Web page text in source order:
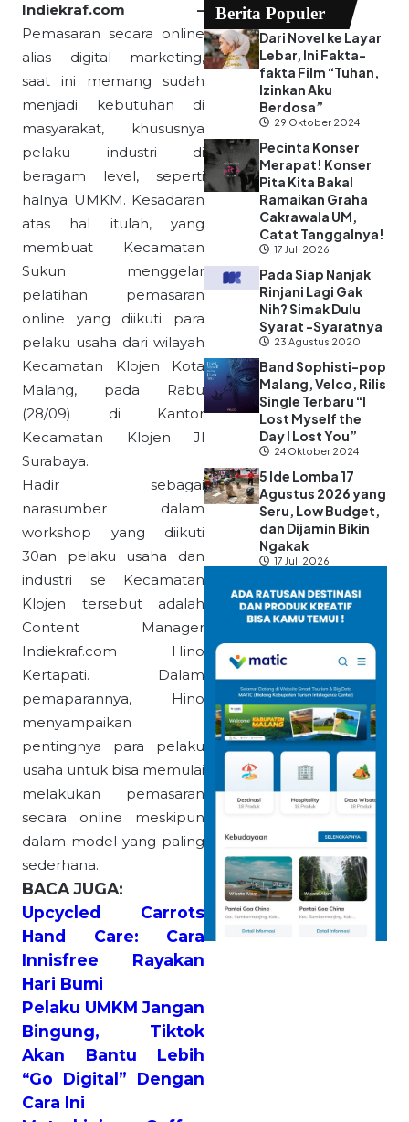
Indiekraf.com –
Pemasaran secara online
alias digital marketing,
saat ini memang sudah
menjadi kebutuhan di
masyarakat, khususnya
pelaku industri di
beragam level, seperti
halnya UMKM. Kesadaran
atas hal itulah, yang
membuat Kecamatan
Sukun menggelar
pelatihan pemasaran
online yang diikuti para
pelaku usaha dari wilayah
Kecamatan Klojen Kota
Malang, pada Rabu
(28/09) di Kantor
Kecamatan Klojen Jl
Surabaya.
Hadir sebagai
narasumber dalam
workshop yang diikuti
30an pelaku usaha dan
industri se Kecamatan
Klojen tersebut adalah
Content Manager
Indiekraf.com Hino
Kertapati. Dalam
pemaparannya, Hino
menyampaikan
pentingnya para pelaku
usaha untuk bisa memulai
melakukan pemasaran
secara online meskipun
dalam model yang paling
sederhana.
BACA JUGA:
Upcycled Carrots
Hand Care: Cara
Innisfree Rayakan
Hari Bumi
Pelaku UMKM Jangan
Bingung, Tiktok
Akan Bantu Lebih
“Go Digital” Dengan
Cara Ini
Berita Populer
Dari Novel ke Layar
Lebar, Ini Fakta-
fakta Film “Tuhan,
Izinkan Aku
Berdosa”
29 Oktober 2024
Pecinta Konser
Merapat! Konser
Pita Kita Bakal
Ramaikan Graha
Cakrawala UM,
Catat Tanggalnya!
17 Juli 2026
Pada Siap Nanjak
Rinjani Lagi Gak
Nih? Simak Dulu
Syarat -Syaratnya
23 Agustus 2020
Band Sophisti-pop
Malang, Velco, Rilis
Single Terbaru “I
Lost Myself the
Day I Lost You”
24 Oktober 2024
5 Ide Lomba 17
Agustus 2026 yang
Seru, Low Budget,
dan Dijamin Bikin
Ngakak
17 Juli 2026